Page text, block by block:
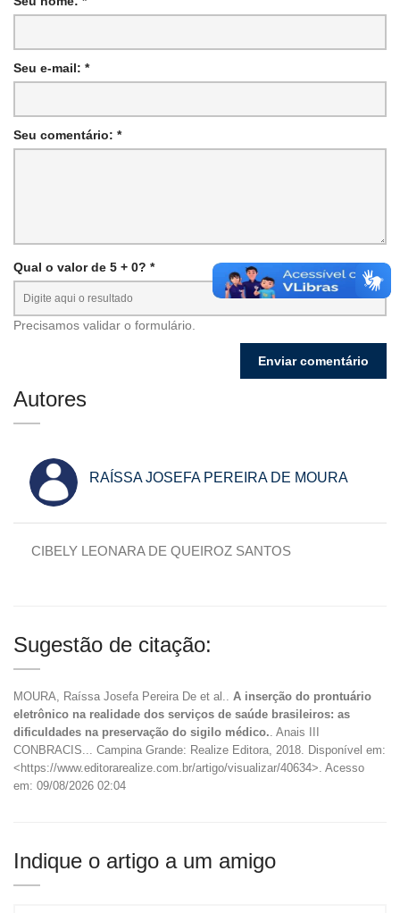
Seu e-mail: *
Seu comentário: *
Qual o valor de 5 + 0? *
Precisamos validar o formulário.
Autores
RAÍSSA JOSEFA PEREIRA DE MOURA
CIBELY LEONARA DE QUEIROZ SANTOS
Sugestão de citação:
MOURA, Raíssa Josefa Pereira De et al.. A inserção do prontuário
eletrônico na realidade dos serviços de saúde brasileiros: as
dificuldades na preservação do sigilo médico. . Anais III
CONBRACIS... Campina Grande: Realize Editora, 2018. Disponível em:
<https://www.editorarealize.com.br/artigo/visualizar/40634>. Acesso
em: 09/08/2026 02:04
Indique o artigo a um amigo